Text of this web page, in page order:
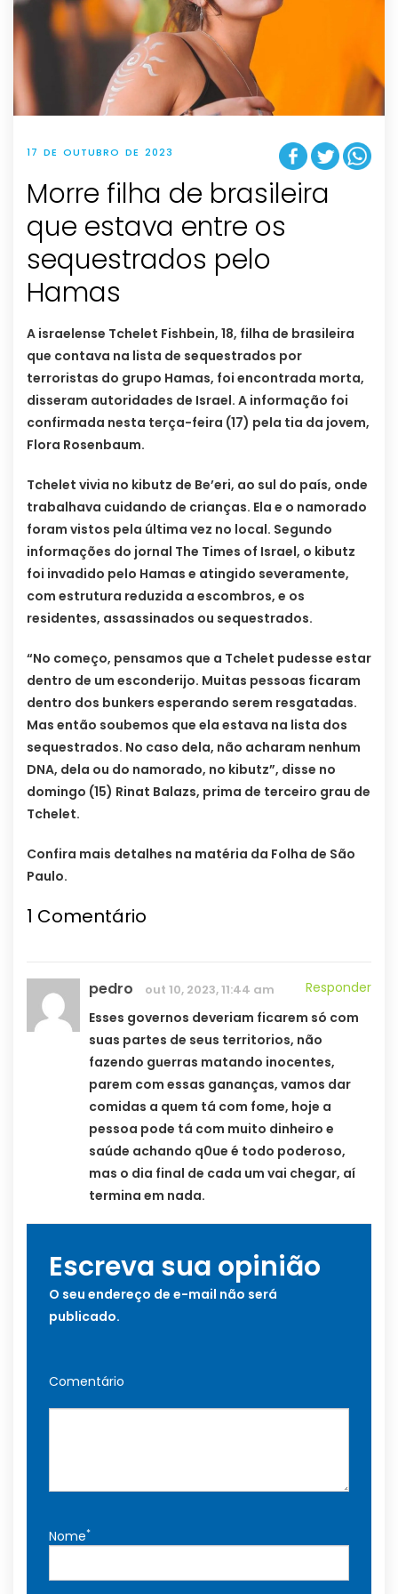
17 DE OUTUBRO DE 2023
Morre filha de brasileira
que estava entre os
sequestrados pelo
Hamas
A israelense Tchelet Fishbein, 18, filha de brasileira
que contava na lista de sequestrados por
terroristas do grupo Hamas, foi encontrada morta,
disseram autoridades de Israel. A informação foi
confirmada nesta terça-feira (17) pela tia da jovem,
Flora Rosenbaum.
Tchelet vivia no kibutz de Be’eri, ao sul do país, onde
trabalhava cuidando de crianças. Ela e o namorado
foram vistos pela última vez no local. Segundo
informações do jornal The Times of Israel, o kibutz
foi invadido pelo Hamas e atingido severamente,
com estrutura reduzida a escombros, e os
residentes, assassinados ou sequestrados.
“No começo, pensamos que a Tchelet pudesse estar
dentro de um esconderijo. Muitas pessoas ficaram
dentro dos bunkers esperando serem resgatadas.
Mas então soubemos que ela estava na lista dos
sequestrados. No caso dela, não acharam nenhum
DNA, dela ou do namorado, no kibutz”, disse no
domingo (15) Rinat Balazs, prima de terceiro grau de
Tchelet.
Confira mais detalhes na matéria da Folha de São
Paulo.
1 Comentário
pedro out 10, 2023, 11:44 am
Responder
Esses governos deveriam ficarem só com
suas partes de seus territorios, não
fazendo guerras matando inocentes,
parem com essas gananças, vamos dar
comidas a quem tá com fome, hoje a
pessoa pode tá com muito dinheiro e
saúde achando q0ue é todo poderoso,
mas o dia final de cada um vai chegar, aí
termina em nada.
Escreva sua opinião
O seu endereço de e-mail não será
publicado.
Comentário
Nome*